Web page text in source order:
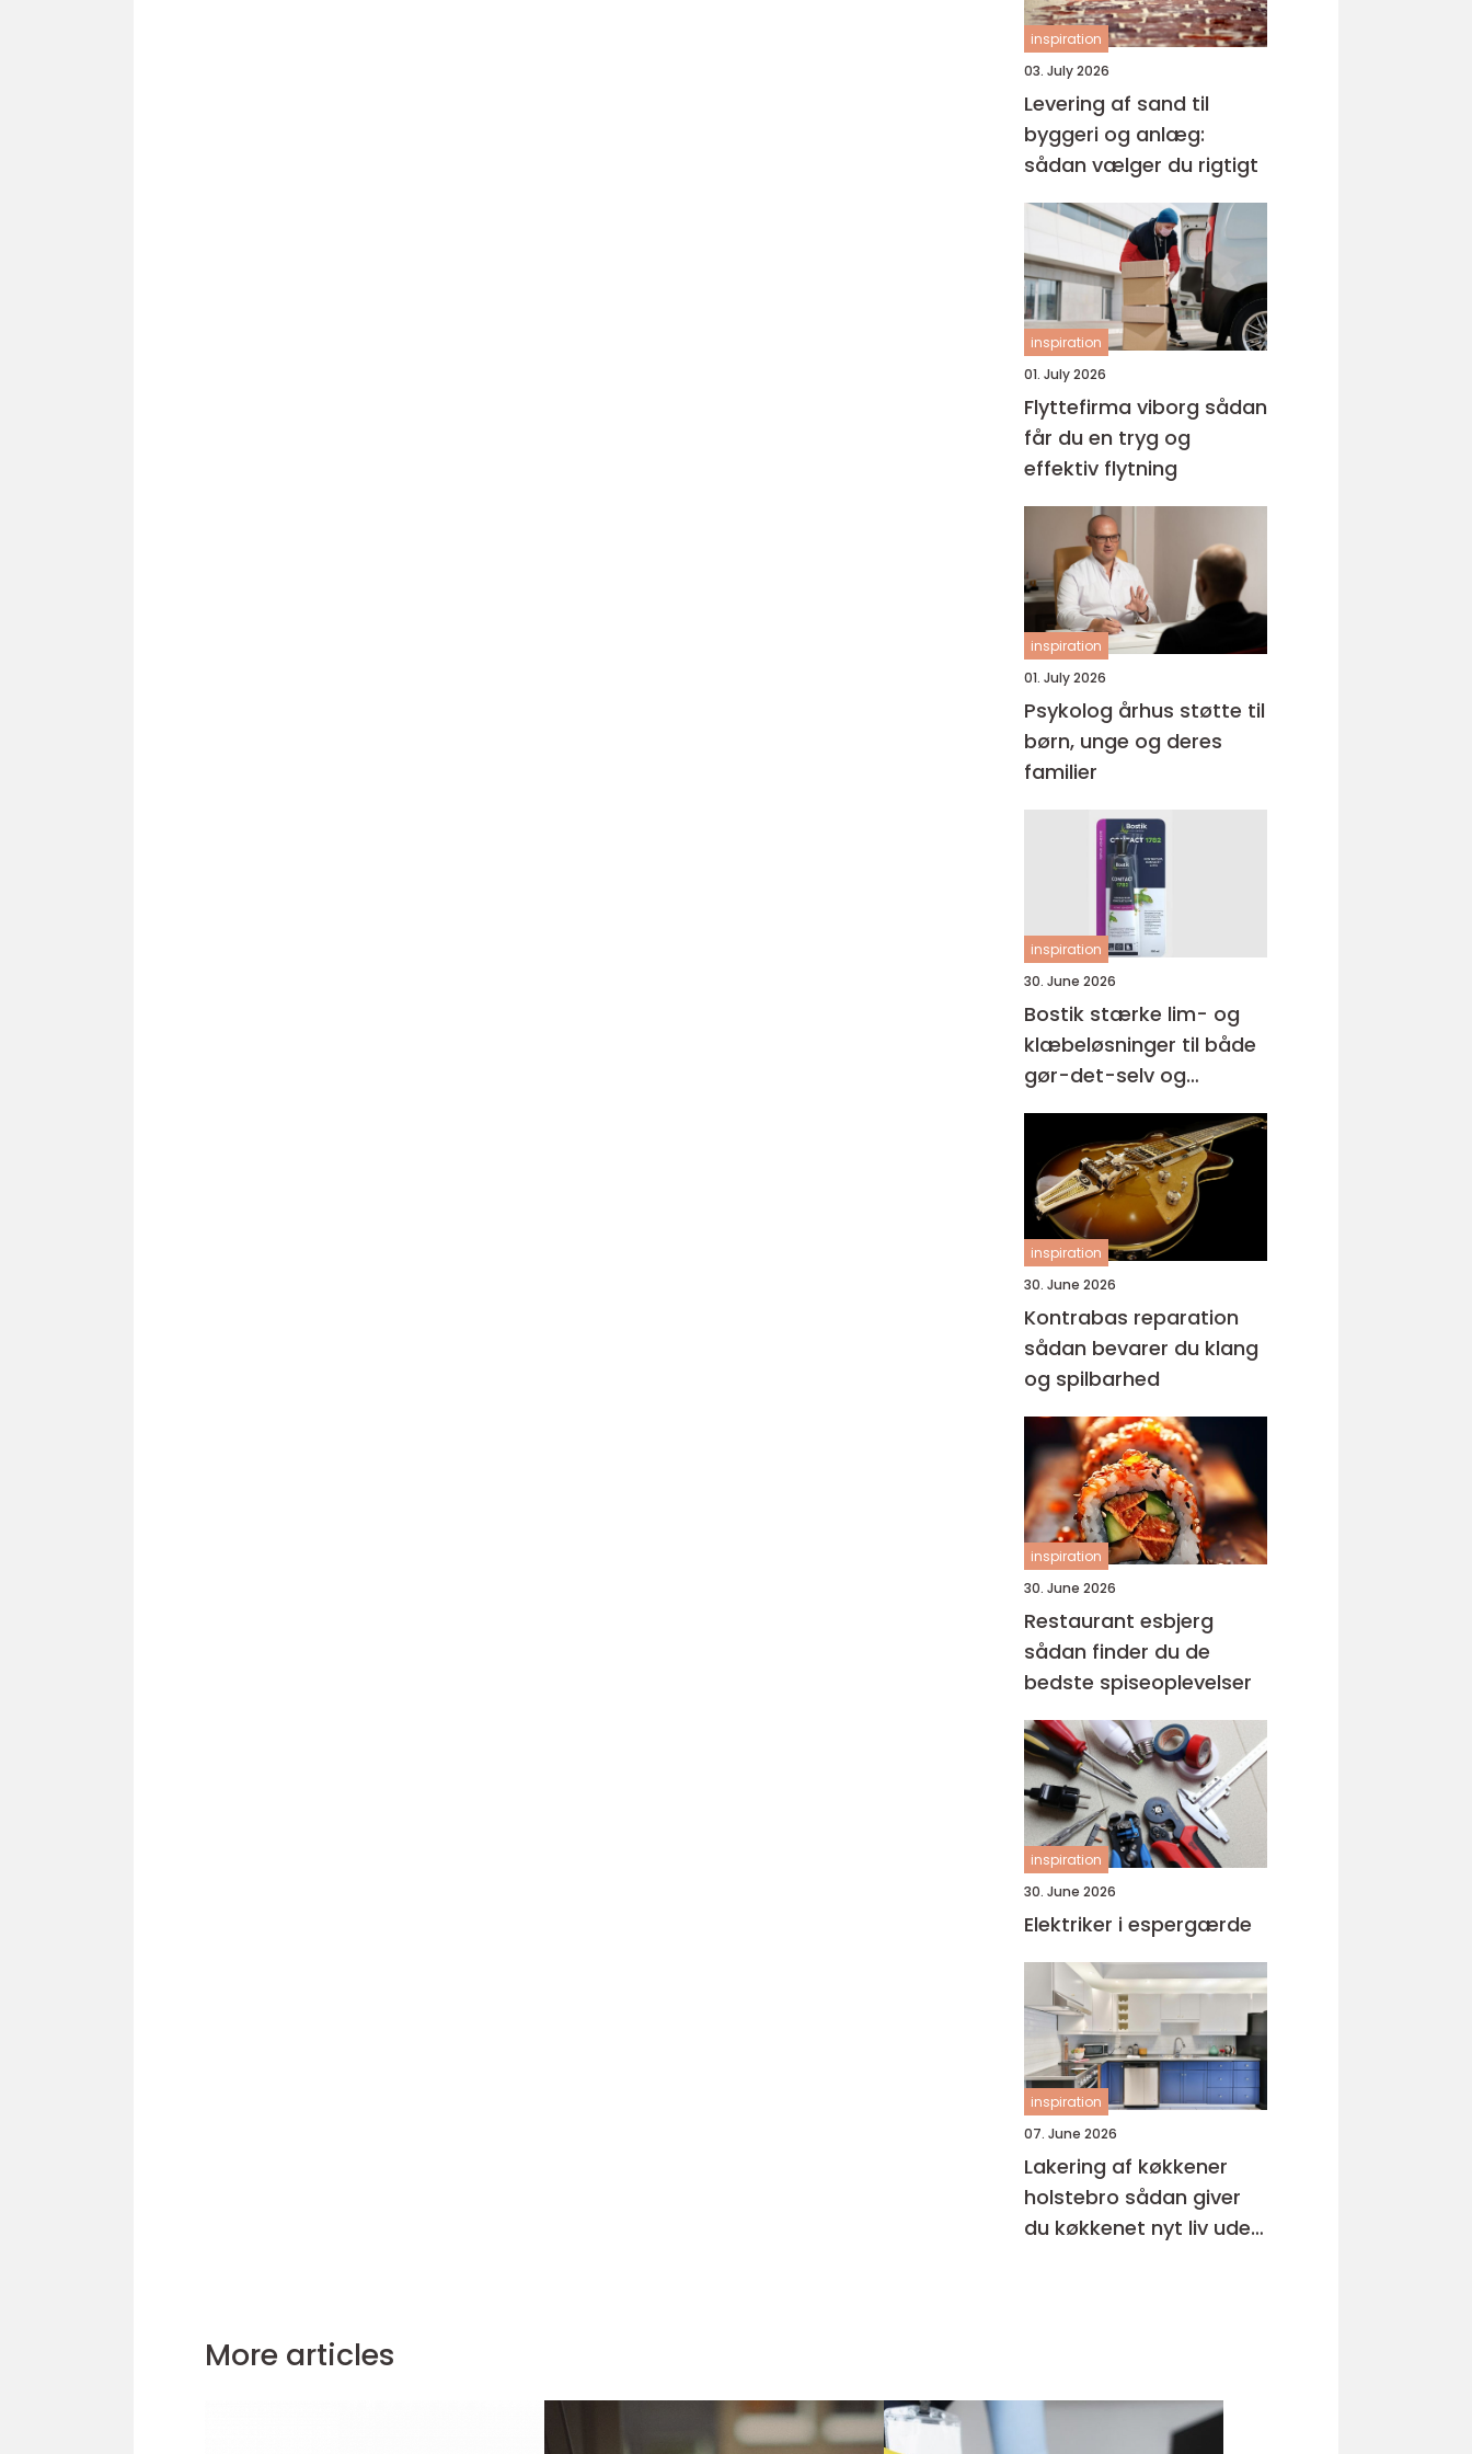
inspiration
03. July 2026
Levering af sand til
byggeri og anlæg:
sådan vælger du rigtigt
inspiration
01. July 2026
Flyttefirma viborg sådan
får du en tryg og
effektiv flytning
inspiration
01. July 2026
Psykolog århus støtte til
børn, unge og deres
familier
inspiration
30. June 2026
Bostik stærke lim- og
klæbeløsninger til både
gør-det-selv og
professionelle
inspiration
30. June 2026
Kontrabas reparation
sådan bevarer du klang
og spilbarhed
inspiration
30. June 2026
Restaurant esbjerg
sådan finder du de
bedste spiseoplevelser
inspiration
30. June 2026
Elektriker i espergærde
inspiration
07. June 2026
Lakering af køkkener
holstebro sådan giver
du køkkenet nyt liv uden
More articles